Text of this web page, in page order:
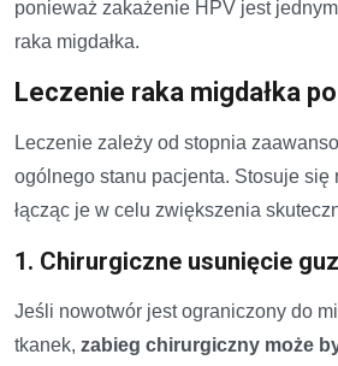
ponieważ zakażenie HPV jest
raka migdałka.
Leczenie raka migdałka
Leczenie zależy od stopnia
ogólnego stanu pacjenta. Stosuje się
łącząc je w celu zwiększenia
1. Chirurgiczne usunięcie
Jeśli nowotwór jest ograniczony do
tkanek, zabieg chirurgiczny może